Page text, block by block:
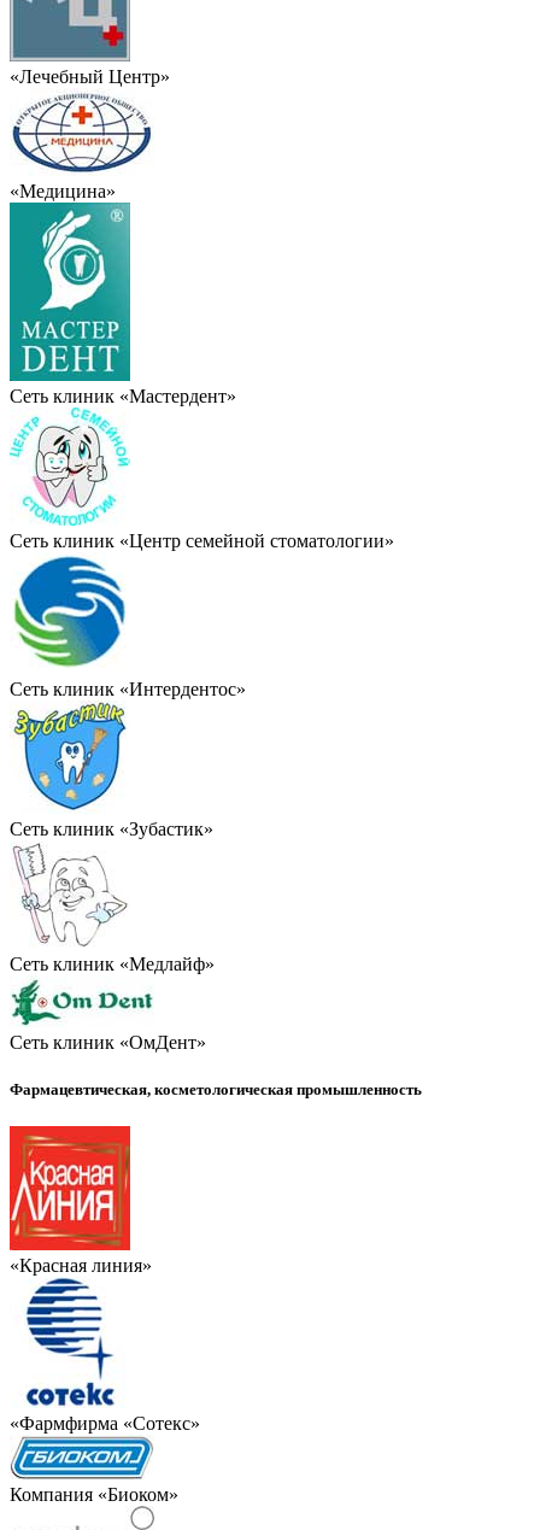
«Лечебный Центр»
«Медицина»
Сеть клиник «Мастердент»
Сеть клиник «Центр семейной стоматологии»
Сеть клиник «Интердентос»
Сеть клиник «Зубастик»
Сеть клиник «Медлайф»
Сеть клиник «ОмДент»
Фармацевтическая, косметологическая промышленность
«Красная линия»
«Фармфирма «Сотекс»
Компания «Биоком»